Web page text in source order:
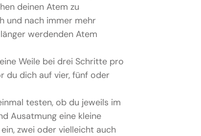
deinen Atem zu
und nach immer mehr
werdenden Atem
Weile bei drei Schritte pro
du dich auf vier, fünf oder
testen, ob du jeweils im
Ausatmung eine kleine
zwei oder vielleicht auch